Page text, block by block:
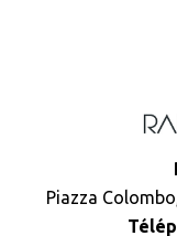
Piazza